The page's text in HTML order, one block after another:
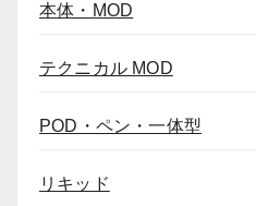
本体・MOD
テクニカル MOD
POD・ペン・一体型
リキッド